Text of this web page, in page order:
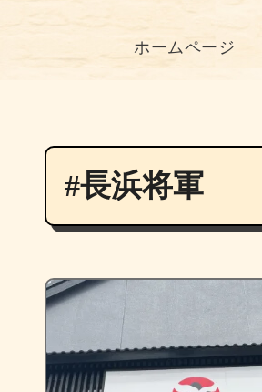
ホームページ
#長浜将軍